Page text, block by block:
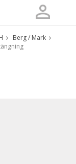
Berg / Mark